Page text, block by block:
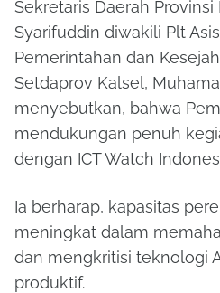
Sekretaris Daerah
Syarifuddin diwakili Plt
Pemerintahan dan
Setdaprov Kalsel,
menyebutkan, bahwa
mendukungan penuh
dengan ICT Watch
Ia berharap, kapasitas
meningkat dalam
dan mengkritisi teknologi
produktif.